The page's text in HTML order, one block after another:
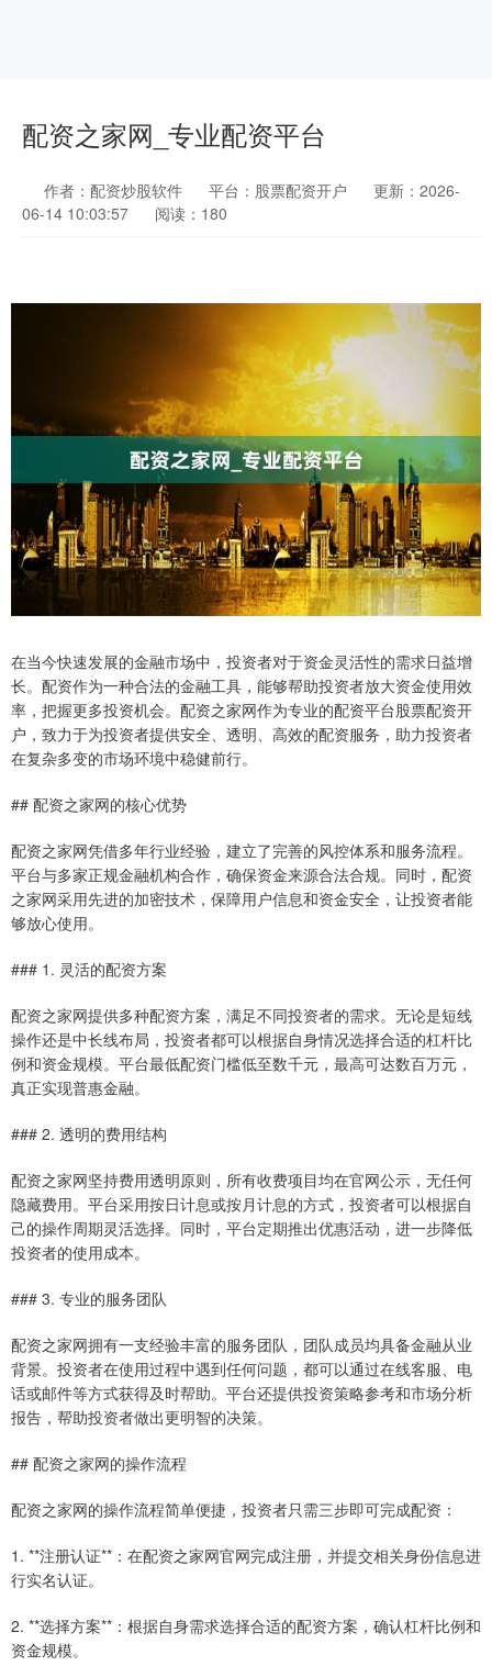
配资之家网_专业配资平台
作者：配资炒股软件 平台：股票配资开户
更新：2026-
06-14 10:03:57
阅读：180
在当今快速发展的金融市场中，投资者对于资金灵活性的需求日益增
长。配资作为一种合法的金融工具，能够帮助投资者放大资金使用效
率，把握更多投资机会。配资之家网作为专业的配资平台股票配资开
户，致力于为投资者提供安全、透明、高效的配资服务，助力投资者
在复杂多变的市场环境中稳健前行。
## 配资之家网的核心优势
配资之家网凭借多年行业经验，建立了完善的风控体系和服务流程。
平台与多家正规金融机构合作，确保资金来源合法合规。同时，配资
之家网采用先进的加密技术，保障用户信息和资金安全，让投资者能
够放心使用。
### 1. 灵活的配资方案
配资之家网提供多种配资方案，满足不同投资者的需求。无论是短线
操作还是中长线布局，投资者都可以根据自身情况选择合适的杠杆比
例和资金规模。平台最低配资门槛低至数千元，最高可达数百万元，
真正实现普惠金融。
### 2. 透明的费用结构
配资之家网坚持费用透明原则，所有收费项目均在官网公示，无任何
隐藏费用。平台采用按日计息或按月计息的方式，投资者可以根据自
己的操作周期灵活选择。同时，平台定期推出优惠活动，进一步降低
投资者的使用成本。
### 3. 专业的服务团队
配资之家网拥有一支经验丰富的服务团队，团队成员均具备金融从业
背景。投资者在使用过程中遇到任何问题，都可以通过在线客服、电
话或邮件等方式获得及时帮助。平台还提供投资策略参考和市场分析
报告，帮助投资者做出更明智的决策。
## 配资之家网的操作流程
配资之家网的操作流程简单便捷，投资者只需三步即可完成配资：
1. **注册认证**：在配资之家网官网完成注册，并提交相关身份信息进
行实名认证。
2. **选择方案**：根据自身需求选择合适的配资方案，确认杠杆比例和
资金规模。